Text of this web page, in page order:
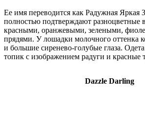
Ее имя переводится как Радужная Яркая
полностью подтверждают разноцветные
красными, оранжевыми, зелеными,
прядями. У лошадки молочного оттенка
и большие сиренево-голубые глаза.
топик с изображением радуги и красные
Dazzle Darling